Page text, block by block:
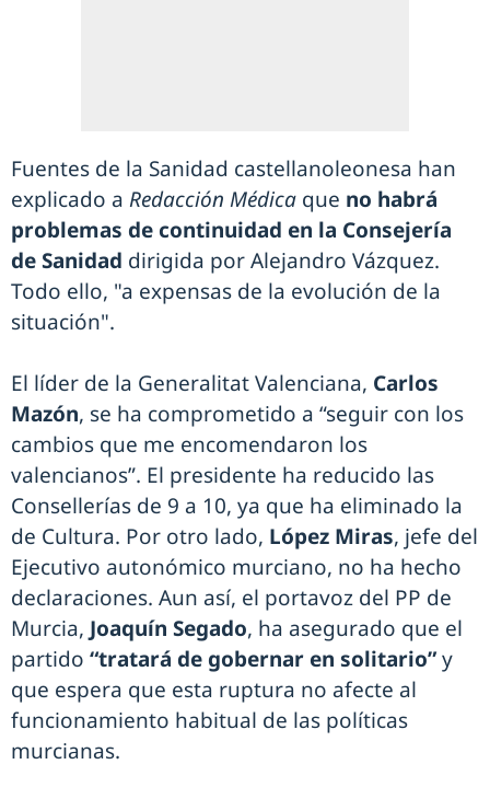
Fuentes de la Sanidad castellanoleonesa han
explicado a Redacción Médica que no habrá
problemas de continuidad en la Consejería
de Sanidad dirigida por Alejandro Vázquez.
Todo ello, "a expensas de la evolución de la
situación".
El líder de la Generalitat Valenciana, Carlos
Mazón, se ha comprometido a “seguir con los
cambios que me encomendaron los
valencianos”. El presidente ha reducido las
Consellerías de 9 a 10, ya que ha eliminado la
de Cultura. Por otro lado, López Miras, jefe del
Ejecutivo autonómico murciano, no ha hecho
declaraciones. Aun así, el portavoz del PP de
Murcia, Joaquín Segado, ha asegurado que el
partido “tratará de gobernar en solitario”y
que espera que esta ruptura no afecte al
funcionamiento habitual de las políticas
murcianas.